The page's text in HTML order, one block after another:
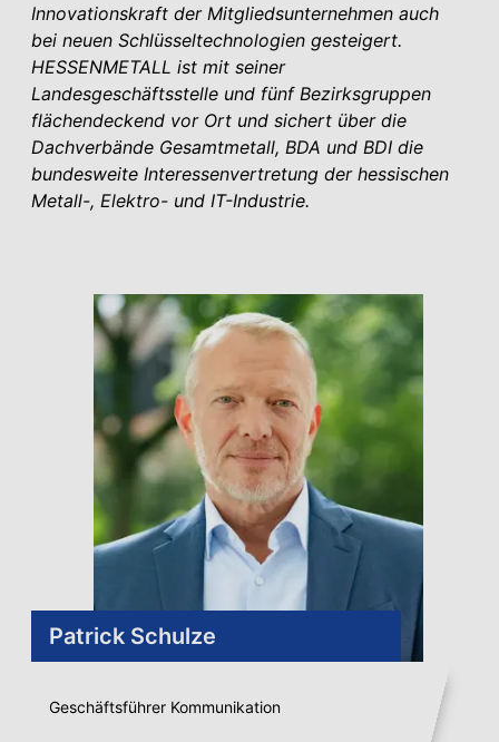
Innovati­onskraft der Mitgliedsunternehmen auch
bei neuen Schlüsseltechnologien gesteigert.
HESSENMETALL ist mit seiner
Landesgeschäftsstelle und fünf Bezirksgruppen
flächendeckend vor Ort und sichert über die
Dachverbände Gesamt­metall, BDA und BDI die
bundesweite Interessenvertretung der hessischen
Metall-, Elektro- und IT-Industrie.
Patrick Schulze
Geschäftsführer Kommunikation